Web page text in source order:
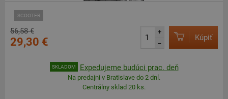
SCOOTER
56,58 €
29,30 €
+
–
Kúpiť
SKLADOM Expedujeme budúci prac. deň
Na predajni v Bratislave do 2 dní.
Centrálny sklad 20 ks.